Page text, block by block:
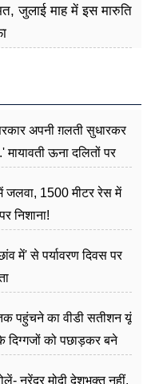
जुलाई माह में इस मारुति
अपनी ग़लती सुधारकर
मायावती ऊना दलितों पर
जलवा, 1500 मीटर रेस में
निशाना!
में' से पर्यावरण दिवस पर
पहुंचने का वीडी सतीशन यूं
को पछाड़कर बने
नरेंद्र मोदी देशभक्त नहीं,